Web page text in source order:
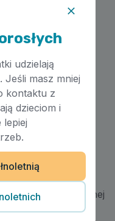
obiektywnie
osób
warunkiem
wspólnym pożyciu
zależności”
z dnia
1976/7–8, poz.
[…] zachodzi
jest zdolny z własnej
znosi je z obawy
udzielają
Jeśli masz mniej
kontaktu z
dzieciom i
lepiej